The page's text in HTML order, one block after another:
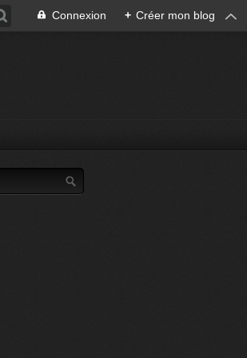
Connexion + Créer mon blog